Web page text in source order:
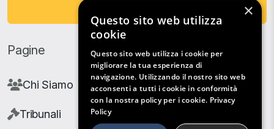
Pagine
Chi Siamo
Tribunali
×
Questo sito web utilizza
cookie
Questo sito web utilizza i cookie per
migliorare la tua esperienza di
navigazione. Utilizzando il nostro sito web
acconsenti a tutti i cookie in conformità
con la nostra policy per i cookie. Privacy
Policy